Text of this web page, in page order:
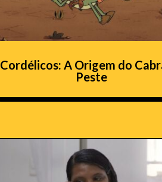
Cordélicos: A Origem do
Peste